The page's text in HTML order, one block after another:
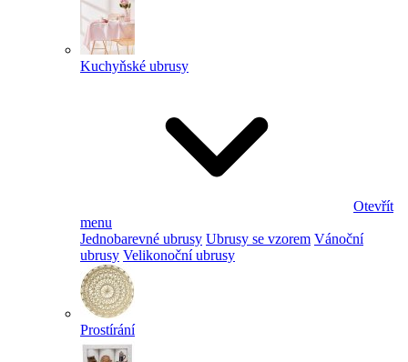
Kuchyňské ubrusy
Otevřít
menu
Jednobarevné ubrusy Ubrusy se vzorem Vánoční
ubrusy Velikonoční ubrusy
Prostírání